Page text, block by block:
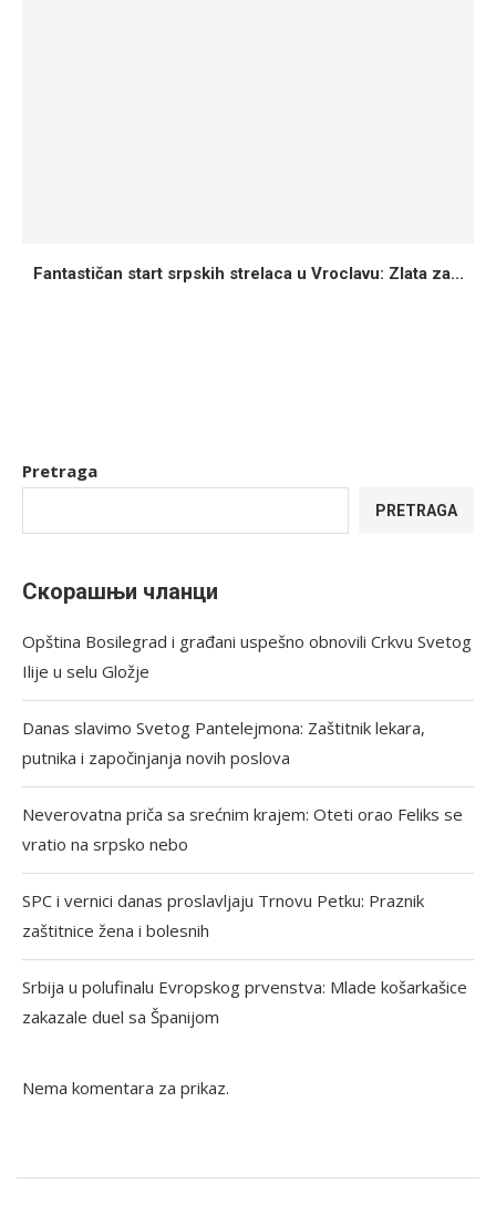
Fantastičan start srpskih strelaca u Vroclavu: Zlata za...
Pretraga
PRETRAGA
Скорашњи чланци
Opština Bosilegrad i građani uspešno obnovili Crkvu Svetog
Ilije u selu Gložje
Danas slavimo Svetog Pantelejmona: Zaštitnik lekara,
putnika i započinjanja novih poslova
Neverovatna priča sa srećnim krajem: Oteti orao Feliks se
vratio na srpsko nebo
SPC i vernici danas proslavljaju Trnovu Petku: Praznik
zaštitnice žena i bolesnih
Srbija u polufinalu Evropskog prvenstva: Mlade košarkašice
zakazale duel sa Španijom
Nema komentara za prikaz.